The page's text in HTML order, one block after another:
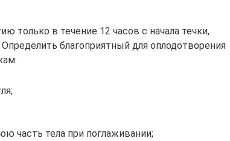
только в течение 12 часов с начала течки,
благоприятный для оплодотворения
часть тела при поглаживании;